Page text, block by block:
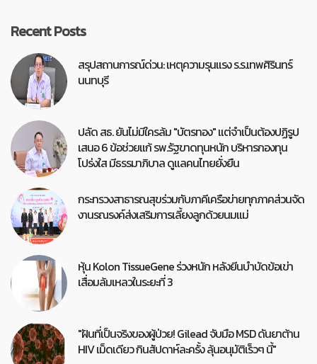
Recent Posts
สรุปสถานการณ์ด่วน: เหตุความรุนแรง ร.ร.เทพศิรินทร์
นนทบุรี
ปลัด สธ. ยันไม่มีใครล้ม "บัตรทอง" แต่จำเป็นต้องปฏิรูป
เสนอ 6 ข้อช่วยแก้ รพ.รัฐขาดทุนหนัก บริหารกองทุน
โปร่งใส มีธรรมาภิบาล ดูแลคนไทยยั่งยืน
กระทรวงสาธารณสุขร่วมกับภาคีเครือข่ายทุกภาคส่วนจัด
งานรณรงค์ส่งเสริมการเลี้ยงลูกด้วยนมแม่
หุ้น Kolon TissueGene ร่วงหนัก หลังยีนบำบัดข้อเข่า
เสื่อมล้มเหลวในระยะที่ 3
"ฝันที่เป็นจริงของผู้ป่วย! Gilead จับมือ MSD ดันยาต้าน
HIV เม็ดเดียว กินสัปดาห์ละครั้ง ลุ้นอนุมัติเร็วๆ นี้"